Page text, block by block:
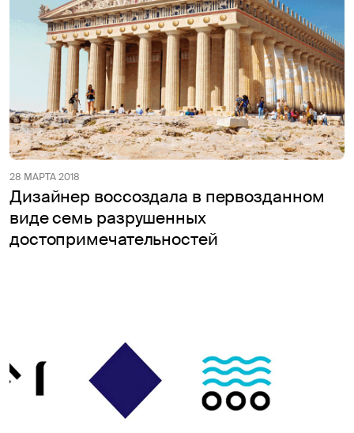
28 МАРТА 2018
Дизайнер воссоздала в первозданном
виде семь разрушенных
достопримечательностей